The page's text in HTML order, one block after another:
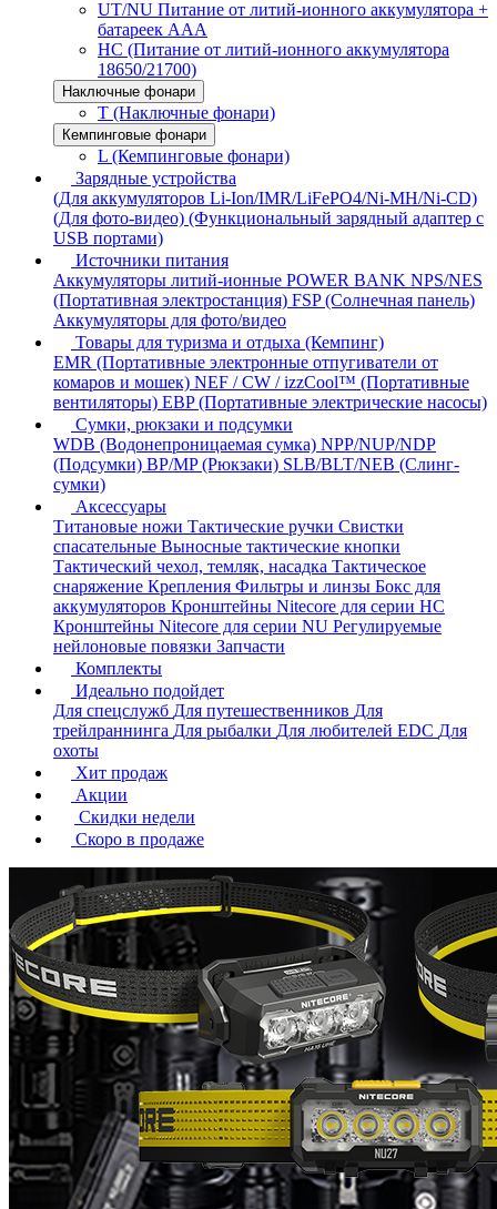
UT/NU Питание от литий-ионного аккумулятора +
батареек AAA
HC (Питание от литий-ионного аккумулятора
18650/21700)
Наключные фонари
T (Наключные фонари)
Кемпинговые фонари
L (Кемпинговые фонари)
Зарядные устройства
(Для аккумуляторов Li-Ion/IMR/LiFePO4/Ni-MH/Ni-CD)
(Для фото-видео) (Функциональный зарядный адаптер с
USB портами)
Источники питания
Аккумуляторы литий-ионные POWER BANK NPS/NES
(Портативная электростанция) FSP (Солнечная панель)
Аккумуляторы для фото/видео
Товары для туризма и отдыха (Кемпинг)
EMR (Портативные электронные отпугиватели от
комаров и мошек) NEF / CW / izzCool™ (Портативные
вентиляторы) EBP (Портативные электрические насосы)
Сумки, рюкзаки и подсумки
WDB (Водонепроницаемая сумка) NPP/NUP/NDP
(Подсумки) BP/MP (Рюкзаки) SLB/BLT/NEB (Слинг-
сумки)
Аксессуары
Титановые ножи Тактические ручки Свистки
спасательные Выносные тактические кнопки
Тактический чехол, темляк, насадка Тактическое
снаряжение Крепления Фильтры и линзы Бокс для
аккумуляторов Кронштейны Nitecore для серии HС
Кронштейны Nitecore для серии NU Регулируемые
нейлоновые повязки Запчасти
Комплекты
Идеально подойдет
Для спецслужб Для путешественников Для
трейлраннинга Для рыбалки Для любителей EDC Для
охоты
Хит продаж
Акции
Скидки недели
Скоро в продаже